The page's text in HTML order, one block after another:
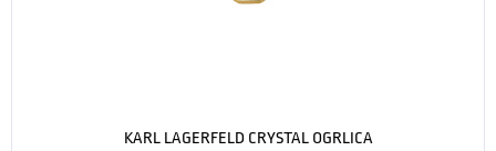
KARL LAGERFELD CRYSTAL OGRLICA